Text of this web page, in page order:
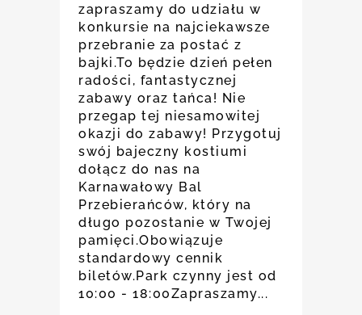
zapraszamy do udziału w
konkursie na najciekawsze
przebranie za postać z
bajki.To będzie dzień pełen
radości, fantastycznej
zabawy oraz tańca! Nie
przegap tej niesamowitej
okazji do zabawy! Przygotuj
swój bajeczny kostiumi
dołącz do nas na
Karnawałowy Bal
Przebierańców, który na
długo pozostanie w Twojej
pamięci.Obowiązuje
standardowy cennik
biletów.Park czynny jest od
10:00 - 18:00Zapraszamy...